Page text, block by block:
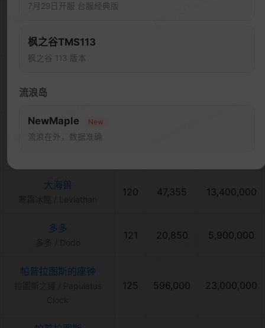
7月29日开服 台服经典版
枫之谷TMS113
枫之谷 113 版本
流浪岛
NewMaple New
流浪在外，数据准确
忘却的祭司
Monk
Monk Trainee
忘却的守护兵
忘卻的守護兵 / Oblivion
大海兽
120 47,355 13,400,000
多多
121 20,850 5,900,000
帕普拉图斯的座钟
125 596,000 23,000,000